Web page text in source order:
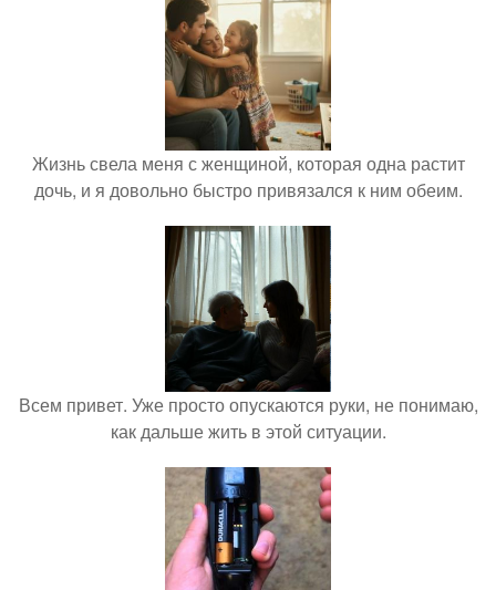
Жизнь свела меня с женщиной, которая одна растит
дочь, и я довольно быстро привязался к ним обеим.
Всем привет. Уже просто опускаются руки, не понимаю,
как дальше жить в этой ситуации.